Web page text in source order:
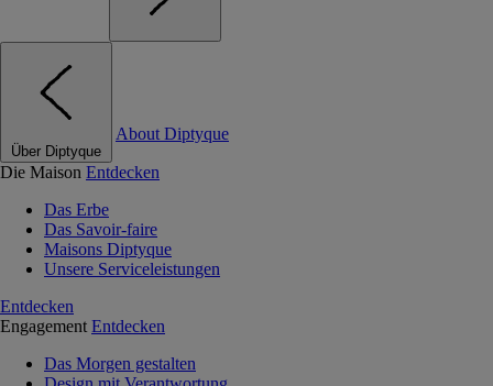
Über Diptyque
About Diptyque
Die Maison Entdecken
Das Erbe
Das Savoir-faire
Maisons Diptyque
Unsere Serviceleistungen
Entdecken
Engagement Entdecken
Das Morgen gestalten